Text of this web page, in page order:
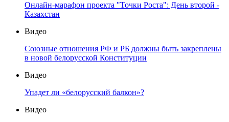
Онлайн-марафон проекта "Точки Роста": День второй -
Казахстан
Видео
Союзные отношения РФ и РБ должны быть закреплены
в новой белорусской Конституции
Видео
Упадет ли «белорусский балкон»?
Видео